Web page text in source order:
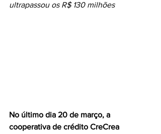
ultrapassou os R$ 130 milhões
No último dia 20 de março, a
cooperativa de crédito CreCrea